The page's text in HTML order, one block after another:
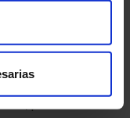
acudir a la